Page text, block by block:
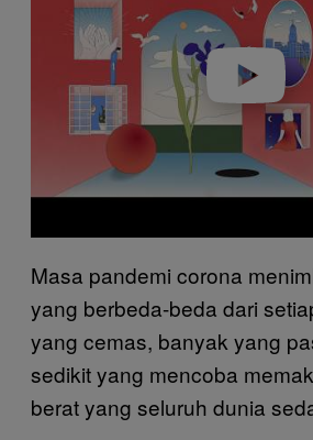
Masa pandemi corona
yang berbeda-beda dari
yang cemas, banyak yang
sedikit yang mencoba
berat yang seluruh dunia